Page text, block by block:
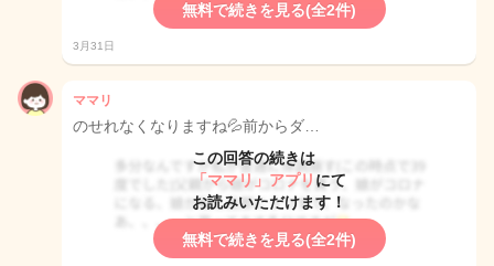
無料で続きを見る(全2件)
3月31日
ママリ
のせれなくなりますね💦前からダ…
この回答の続きは
「ママリ」アプリ にて
お読みいただけます！
無料で続きを見る(全2件)